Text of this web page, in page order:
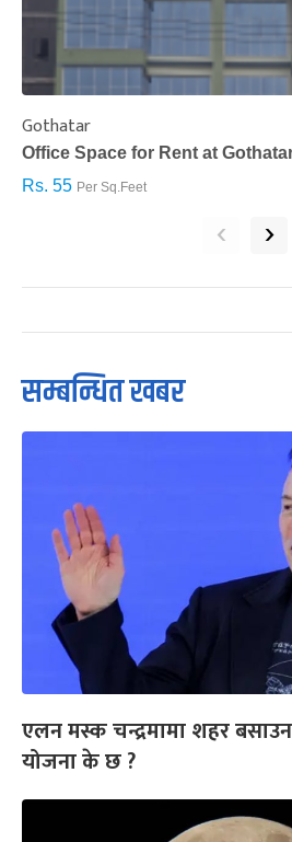
Gothatar
Office Space for Rent at
Rs. 55 Per Sq.Feet
‹ ›
सम्बन्धित खबर
एलन मस्क चन्द्रमामा शहर
योजना के छ ?